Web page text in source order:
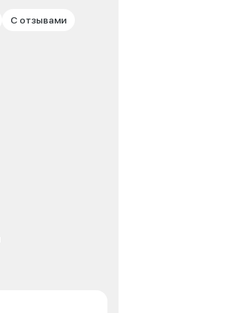
С отзывами